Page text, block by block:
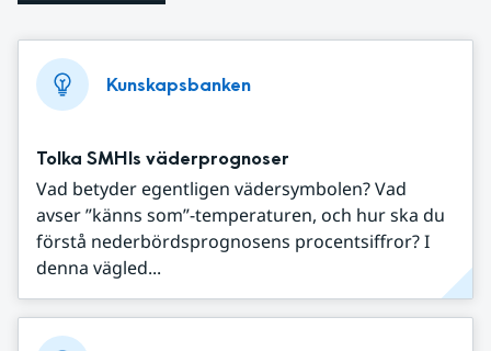
Kunskapsbanken
Tolka SMHIs väderprognoser
Vad betyder egentligen vädersymbolen? Vad
avser ”känns som”-temperaturen, och hur ska du
förstå nederbördsprognosens procentsiffror? I
denna vägled...